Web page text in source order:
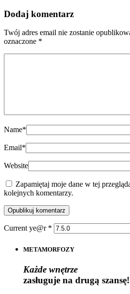
Dodaj komentarz
Twój adres email nie zostanie
oznaczone *
Name*
Email*
Website
Zapamiętaj moje dane w tej
kolejnych komentarzy.
Current ye@r *
METAMORFOZY
Każde wnętrze
zasługuje na drugą szansę!